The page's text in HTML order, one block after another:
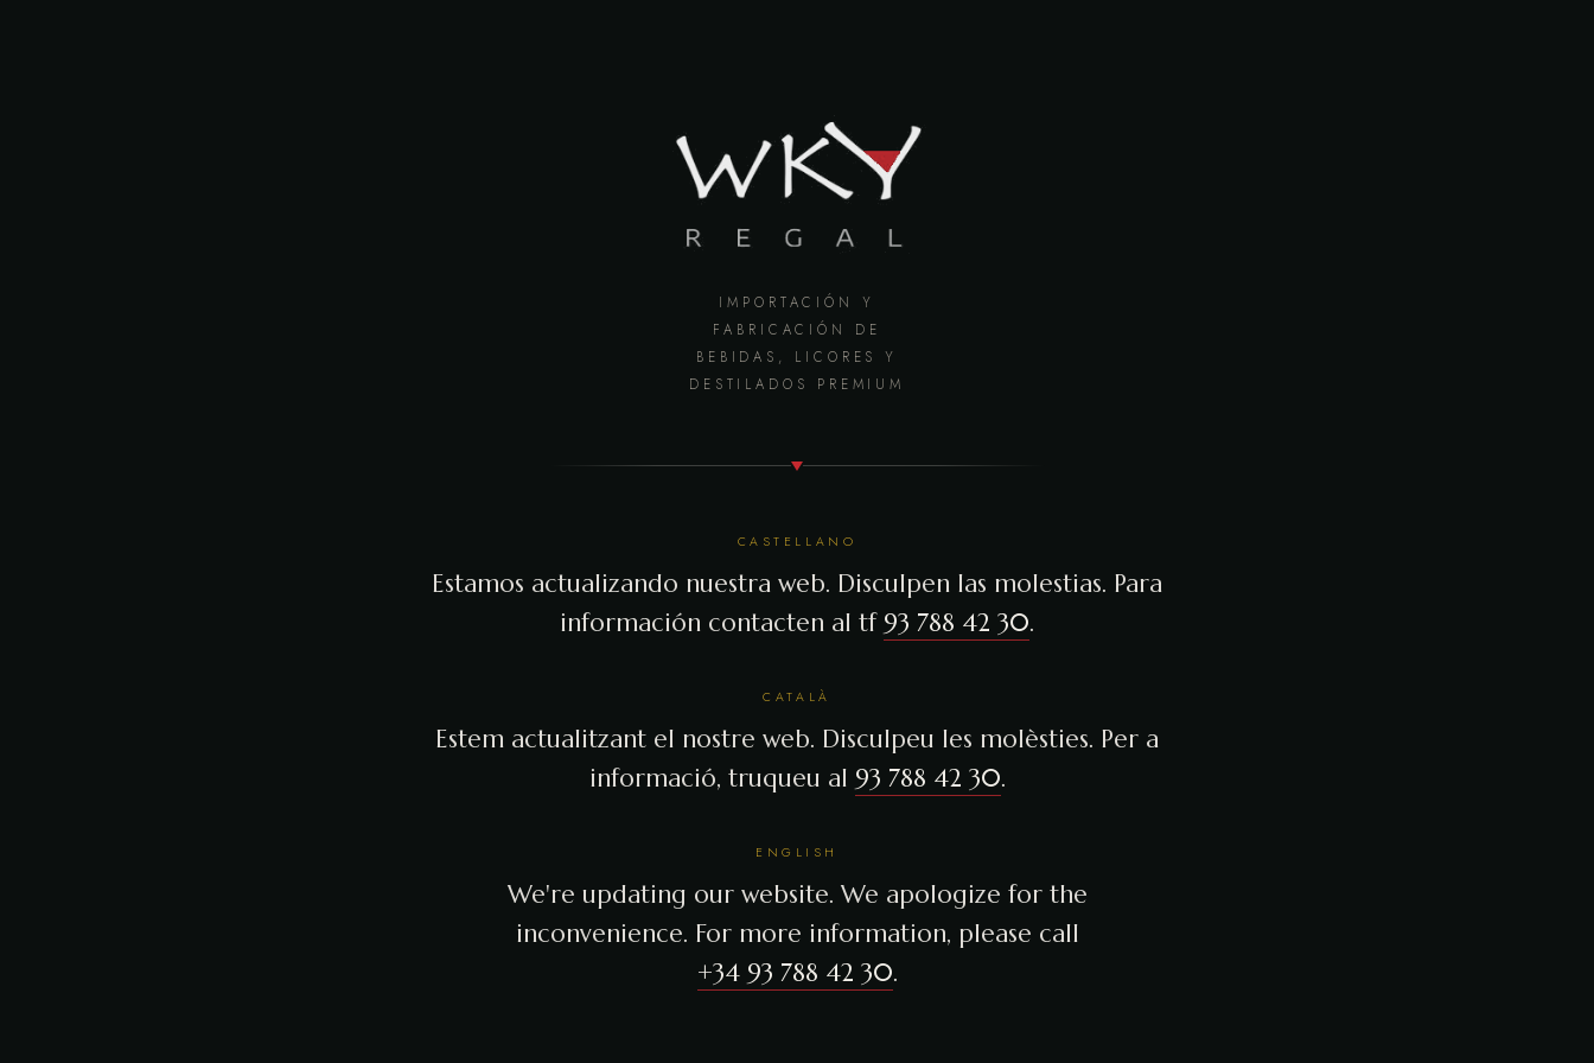
IMPORTACIÓN Y
FABRICACIÓN DE
BEBIDAS, LICORES Y
DESTILADOS PREMIUM
CASTELLANO
Estamos actualizando nuestra web. Disculpen las molestias. Para
información contacten al tf 93 788 42 30.
CATALÀ
Estem actualitzant el nostre web. Disculpeu les molèsties. Per a
informació, truqueu al 93 788 42 30.
ENGLISH
We're updating our website. We apologize for the
inconvenience. For more information, please call
+34 93 788 42 30.